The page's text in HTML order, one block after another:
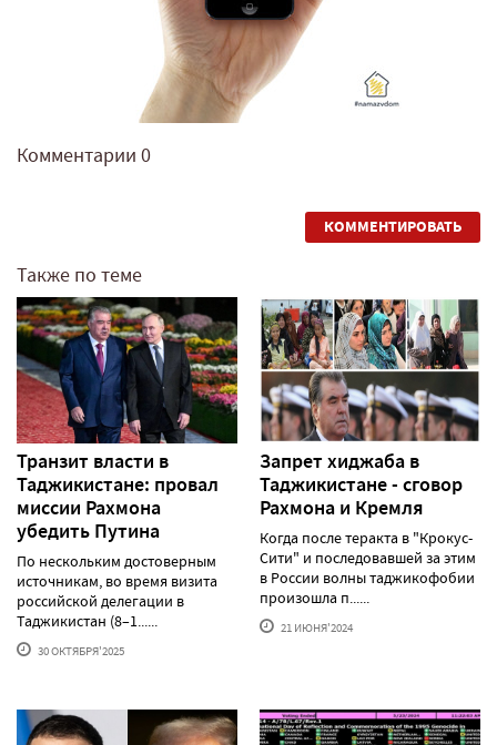
Комментарии 0
КОММЕНТИРОВАТЬ
Также по теме
Транзит власти в
Таджикистане: провал
миссии Рахмона
убедить Путина
По нескольким достоверным
источникам, во время визита
российской делегации в
Таджикистан (8–1......
30 ОКТЯБРЯ'2025
Запрет хиджаба в
Таджикистане - сговор
Рахмона и Кремля
Когда после теракта в "Крокус-
Сити" и последовавшей за этим
в России волны таджикофобии
произошла п......
21 ИЮНЯ'2024